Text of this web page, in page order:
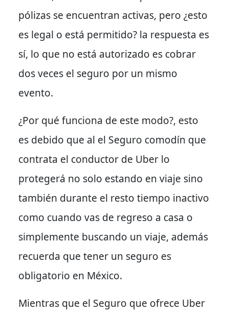
pólizas se encuentran activas, pero ¿esto
es legal o está permitido? la respuesta es
sí, lo que no está autorizado es cobrar
dos veces el seguro por un mismo
evento.
¿Por qué funciona de este modo?, esto
es debido que al el Seguro comodín que
contrata el conductor de Uber lo
protegerá no solo estando en viaje sino
también durante el resto tiempo inactivo
como cuando vas de regreso a casa o
simplemente buscando un viaje, además
recuerda que tener un seguro es
obligatorio en México.
Mientras que el Seguro que ofrece Uber